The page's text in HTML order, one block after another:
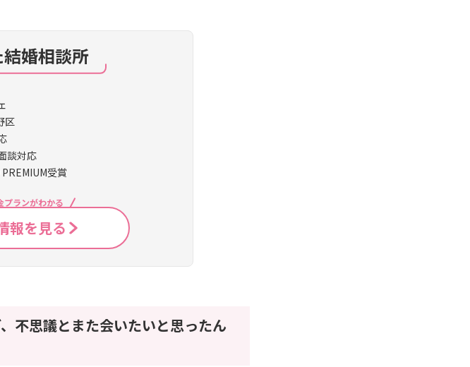
婚相談所
区
談対応
受賞
プランがわかる
報を見る
不思議とまた会いたいと思ったん